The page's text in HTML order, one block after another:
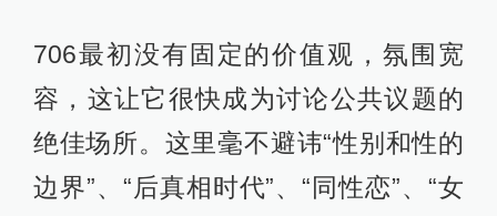
706最初没有固定的价值观，氛围宽
容，这让它很快成为讨论公共议题的
绝佳场所。这里毫不避讳“性别和性的
边界”、“后真相时代”、“同性恋”、“女